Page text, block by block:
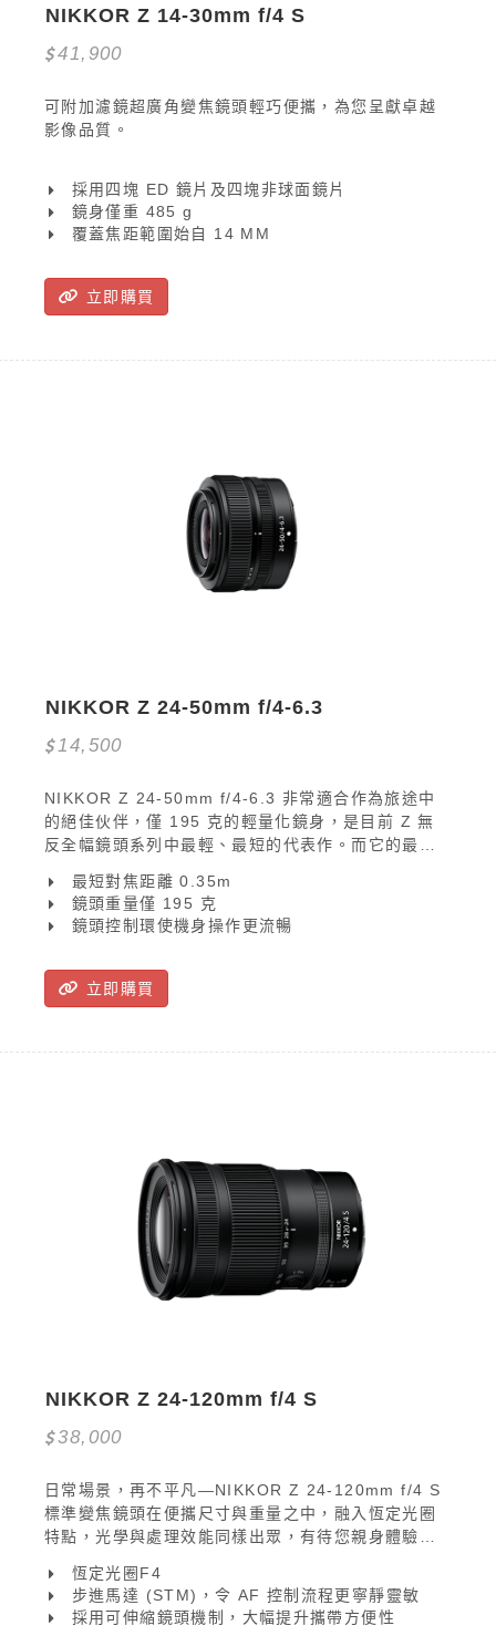
NIKKOR Z 14-30mm f/4 S
41,900
可附加濾鏡超廣角變焦鏡頭輕巧便攜，為您呈獻卓越
影像品質。
採用四塊 ED 鏡片及四塊非球面鏡片
鏡身僅重 485 g
覆蓋焦距範圍始自 14 MM
立即購買
NIKKOR Z 24-50mm f/4-6.3
14,500
NIKKOR Z 24-50mm f/4-6.3 非常適合作為旅途中
的絕佳伙伴，僅 195 克的輕量化鏡身，是目前 Z 無
反全幅鏡頭系列中最輕、最短的代表作。而它的最短
使用者更大膽地接近場景。
最短對焦距離 0.35m
鏡頭重量僅 195 克
鏡頭控制環使機身操作更流暢
立即購買
NIKKOR Z 24-120mm f/4 S
38,000
日常場景，再不平凡—NIKKOR Z 24-120mm f/4 S
標準變焦鏡頭在便攜尺寸與重量之中，融入恆定光圈
特點，光學與處理效能同樣出眾，有待您親身體驗！
您盡攝多姿多彩畫面。
恆定光圈F4
步進馬達 (STM)，令 AF 控制流程更寧靜靈敏
採用可伸縮鏡頭機制，大幅提升攜帶方便性